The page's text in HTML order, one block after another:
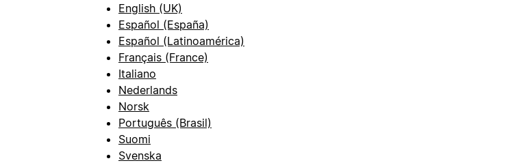
English (UK)
Español (España)
Español (Latinoamérica)
Français (France)
Italiano
Nederlands
Norsk
Português (Brasil)
Suomi
Svenska